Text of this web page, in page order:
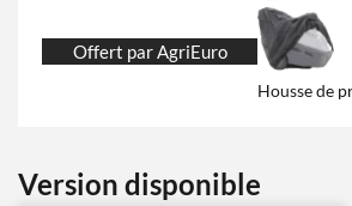
Offert par AgriEuro
Version disponible